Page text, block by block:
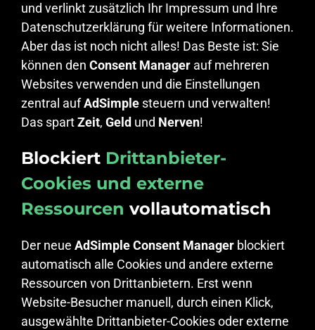
und verlinkt zusätzlich Ihr Impressum und Ihre
Datenschutzerklärung für weitere Informationen.
Aber das ist noch nicht alles! Das Beste ist: Sie
können den Consent Manager auf mehreren
Websites verwenden und die Einstellungen
zentral aufAdSimple steuern und verwalten!
Das spartZeit, Geld und Nerven!
Blockiert Drittanbieter-
Cookies und externe
Ressourcen vollautomatisch
Der neue AdSimple Consent Manager blockiert
automatisch alle Cookies und andere externe
Ressourcen von Drittanbietern. Erst wenn
Website-Besucher manuell, durch einen Klick,
ausgewählte Drittanbieter-Cookies oder externe